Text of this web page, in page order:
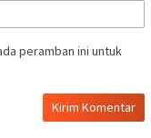
peramban ini untuk